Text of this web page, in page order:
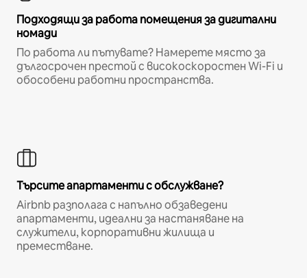
Подходящи за работа помещения за дигитални
номади
По работа ли пътувате? Намерете място за
дългосрочен престой с високоскоростен Wi-Fi и
обособени работни пространства.
Търсите апартаменти с обслужване?
Airbnb разполага с напълно обзаведени
апартаменти, идеални за настаняване на
служители, корпоративни жилища и
преместване.